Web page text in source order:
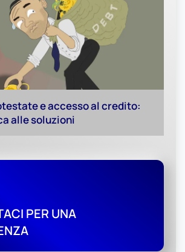
e accesso al credito:
alle soluzioni
PER UNA